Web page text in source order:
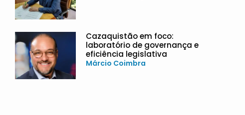
Cazaquistão em foco:
laboratório de governança e
eficiência legislativa
Márcio Coimbra